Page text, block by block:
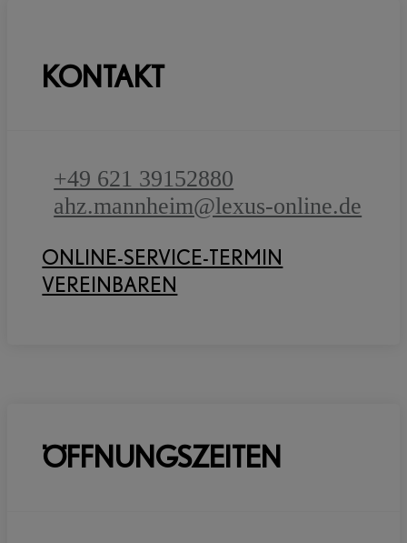
KONTAKT
+49 621 39152880
ahz.mannheim@lexus-online.de
ONLINE-SERVICE-TERMIN
VEREINBAREN
ÖFFNUNGSZEITEN